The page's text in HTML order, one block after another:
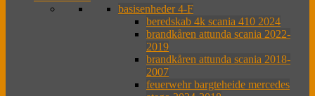
basisenheder 4-F
beredskab 4k scania 410 2024
brandkåren attunda scania 2022-
2019
brandkåren attunda scania 2018-
2007
feuerwehr bargteheide mercedes